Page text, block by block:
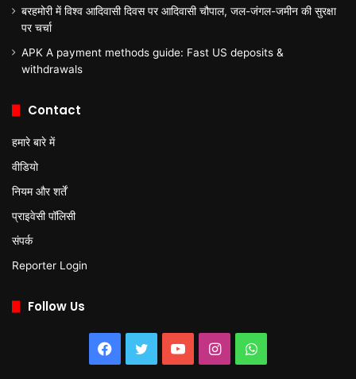
बरहमोरी में विश्व आदिवासी दिवस पर आदिवासी चौपाल, जल-जंगल-जमीन की सुरक्षा
पर चर्चा
APK A payment methods guide: Fast US deposits &
withdrawals
Contact
हमारे बारे में
वीडियो
नियम और शर्तें
प्राइवेसी पॉलिसी
संपर्क
Reporter Login
Follow Us
Facebook
TwitterYouTubeInstagramWhatsApp